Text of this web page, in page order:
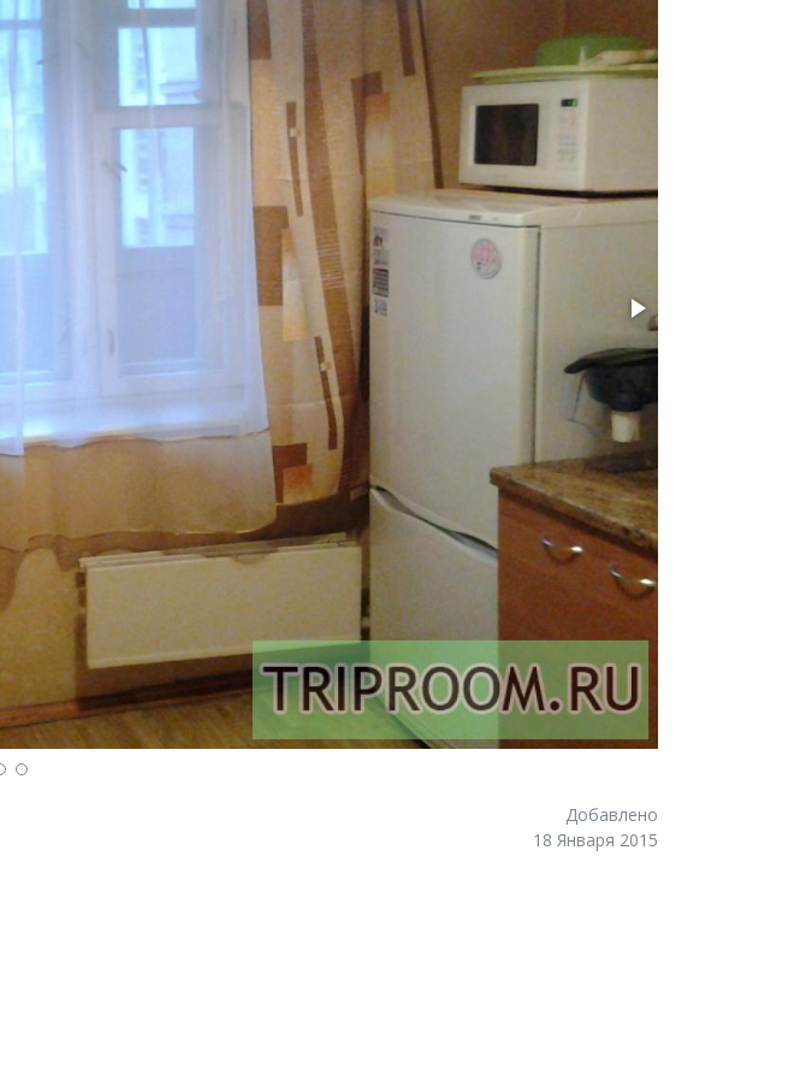
Добавлено
18 Января 2015